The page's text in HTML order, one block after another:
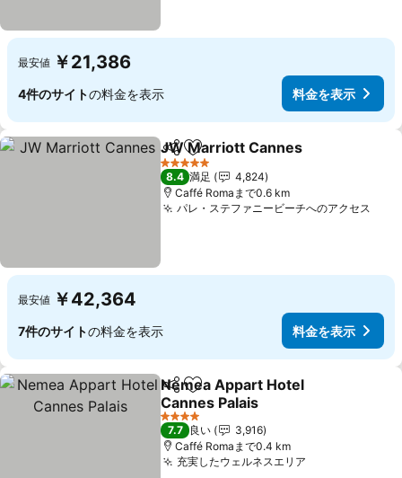
最安値 ￥21,386
4件のサイトの料金を表示 料金を表示
シェアお気に入りに追加
JW Marriott Cannes
5 ホテルのランク
8.4 満足
4,824
Caffé Romaまで0.6 km
パレ・ステファニービーチへのアクセス
最安値 ￥42,364
7件のサイトの料金を表示 料金を表示
シェアお気に入りに追加
Nemea Appart Hotel
Cannes Palais
料金を表示
4 ホテルのランク
7.7 良い
3,916
Caffé Romaまで0.4 km
充実したウェルネスエリア